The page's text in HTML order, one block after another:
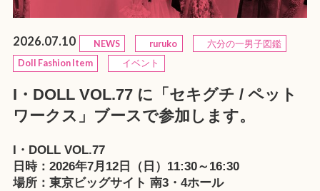
2026.07.10 NEWS ruruko
六分の一男子図鑑
Doll Fashion Item
イベント
I・DOLL VOL.77 に「セキグチ / ペット
ワークス」ブースで参加します。
I・DOLL VOL.77
日時：2026年7月12日（日）11:30～16:30
場所：東京ビッグサイト 南3・4ホール